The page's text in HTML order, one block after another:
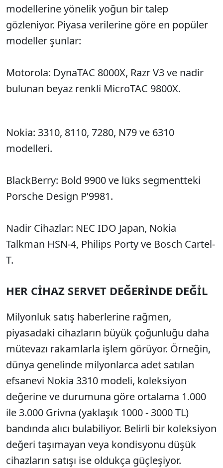
modellerine yönelik yoğun bir talep
gözleniyor. Piyasa verilerine göre en popüler
modeller şunlar:
Motorola: DynaTAC 8000X, Razr V3 ve nadir
bulunan beyaz renkli MicroTAC 9800X.
Nokia: 3310, 8110, 7280, N79 ve 6310
modelleri.
BlackBerry: Bold 9900 ve lüks segmentteki
Porsche Design P’9981.
Nadir Cihazlar: NEC IDO Japan, Nokia
Talkman HSN-4, Philips Porty ve Bosch Cartel-
T.
HER CİHAZ SERVET DEĞERİNDE DEĞİL
Milyonluk satış haberlerine rağmen,
piyasadaki cihazların büyük çoğunluğu daha
mütevazı rakamlarla işlem görüyor. Örneğin,
dünya genelinde milyonlarca adet satılan
efsanevi Nokia 3310 modeli, koleksiyon
değerine ve durumuna göre ortalama 1.000
ile 3.000 Grivna (yaklaşık 1000 - 3000 TL)
bandında alıcı bulabiliyor. Belirli bir koleksiyon
değeri taşımayan veya kondisyonu düşük
cihazların satışı ise oldukça güçleşiyor.